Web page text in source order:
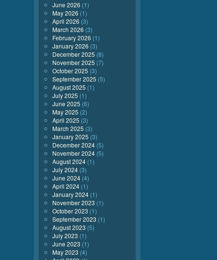
June 2026 (1)
May 2026 (1)
April 2026 (3)
March 2026 (3)
February 2026 (1)
January 2026 (3)
December 2025 (8)
November 2025 (7)
October 2025 (3)
September 2025 (5)
August 2025 (1)
July 2025 (1)
June 2025 (6)
May 2025 (2)
April 2025 (3)
March 2025 (3)
January 2025 (3)
December 2024 (5)
November 2024 (5)
August 2024 (1)
July 2024 (3)
June 2024 (4)
April 2024 (1)
January 2024 (1)
November 2023 (1)
October 2023 (1)
September 2023 (1)
August 2023 (5)
July 2023 (1)
June 2023 (1)
May 2023 (4)